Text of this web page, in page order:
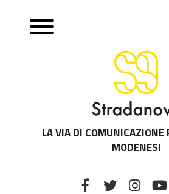
LA VIA DI COMUNICAZIONE
MODENESI